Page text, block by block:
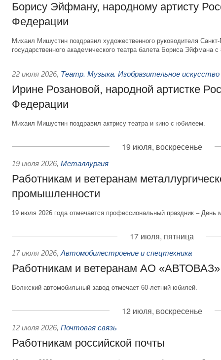
Борису Эйфману, народному артисту
Федерации
Михаил Мишустин поздравил художественного руководителя Санкт-
государственного академического театра балета Бориса Эйфмана
22 июля 2026, Театр. Музыка. Изобразительное искусство
Ирине Розановой, народной артистке
Федерации
Михаил Мишустин поздравил актрису театра и кино с юбилеем.
19 июля, воскресенье
19 июля 2026, Металлургия
Работникам и ветеранам
промышленности
19 июля 2026 года отмечается профессиональный праздник – День
17 июля, пятница
17 июля 2026, Автомобилестроение и спецтехника
Работникам и ветеранам АО «АВТОВАЗ»
Волжский автомобильный завод отмечает 60-летний юбилей.
12 июля, воскресенье
12 июля 2026, Почтовая связь
Работникам российской почты